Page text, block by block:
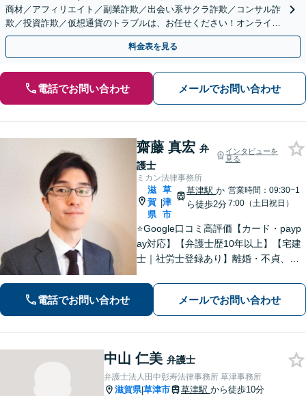
商材／アフィリエイト／副業詐欺／出会い系サクラ詐欺／コンサル詐
欺／投資詐欺／仮想通貨のトラブルは、お任せください！オンライン
のみで解決も可能！
料金表を見る
電話でお問い合わせ メールでお問い合わせ
齋藤 真宏 弁
護士
インタビューを
見る
ミカン法律事務所
滋
賀
県
|
草
津
市
草津駅か
ら徒歩2分
営業時間：09:30~1
7:00（土日祝日）
⭐️Google口コミ高評価【カード・payp
ay対応】【弁護士歴10年以上】【宅建
士｜社労士登録あり】離婚・不貞、破
リラックスしてお越しください。丁寧
にお話をお聴きします【草津駅2分｜駐
車場あり】【土日祝対応】
電話でお問い合わせ メールでお問い合わせ
中山 仁美 弁護士
弁護士法人田中彰寿法律事務所 草津事務所
滋賀県|草津市 草津駅 から徒歩10分